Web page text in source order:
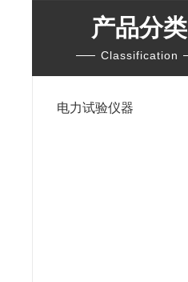
产品分类
Classification
电力试验仪器